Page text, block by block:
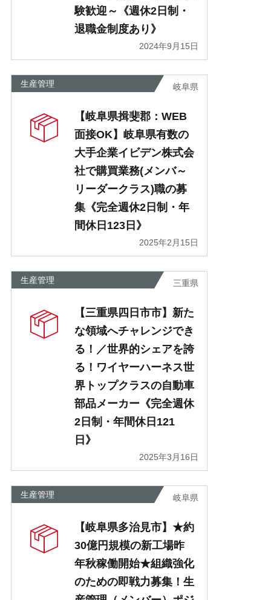
験歓迎～《週休2日制・
退職金制度あり》
2024年9月15日
生産管理 岐阜県
【岐阜県揖斐郡：WEB
面接OK】岐阜県有数の
大手企業イビデン株式会
社で購買業務(メンバ～
リーダークラス)職の募
集《完全週休2日制・年
間休日123日》
2025年2月15日
生産管理 三重県
【三重県四日市市】新た
な領域へチャレンジでき
る！／世界的シェアを誇
る！ワイヤーハーネス世
界トップクラスの自動車
部品メーカー《完全週休
2日制・年間休日121
日》
2025年3月16日
生産管理 岐阜県
【岐阜県多治見市】★約
30億円規模の新工場昨
年秋稼働開始★組織強化
のための即戦力募集！生